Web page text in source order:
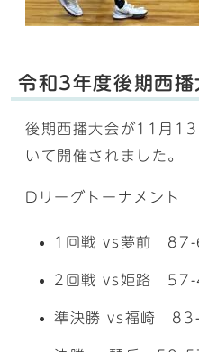
令和3年度後期西
後期西播大会が11月
いて開催されました。
Dリーグトーナメント
1回戦 vs夢前
2回戦 vs姫路
準決勝 vs福崎